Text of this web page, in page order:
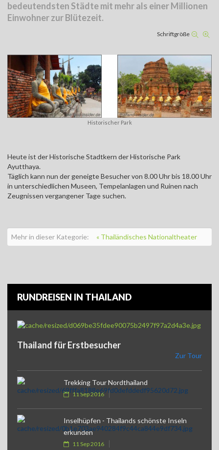
bedeutendsten Städte mit mehr als einer Millionen
Einwohner zur Blütezeit.
Schriftgröße
Historischer Park
Heute ist der Historische Stadtkern der Historische Park
Ayutthaya.
Täglich kann nun der geneigte Besucher von 8.00 Uhr bis 18.00 Uhr
in unterschiedlichen Museen, Tempelanlagen und Ruinen nach
Zeugnissen vergangener Tage suchen.
Mehr in dieser Kategorie: « Thailändisches Nationaltheater
RUNDREISEN IN THAILAND
Thailand für Erstbesucher
Zur Tour
Trekking Tour Nordthailand
11 Sep 2016
Inselhüpfen - Thailands schönste Inseln
erkunden
11 Sep 2016